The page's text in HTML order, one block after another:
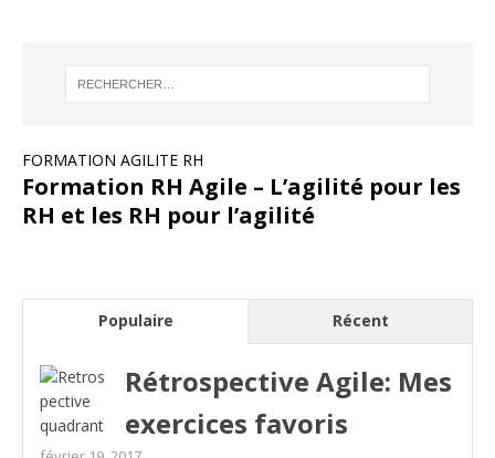
FORMATION AGILITE RH
Formation RH Agile – L’agilité pour les
RH et les RH pour l’agilité
Populaire Récent
Rétrospective Agile: Mes
exercices favoris